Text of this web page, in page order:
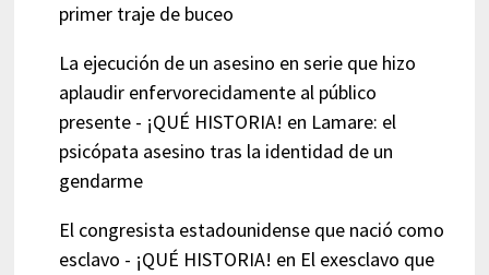
primer traje de buceo
La ejecución de un asesino en serie que hizo
aplaudir enfervorecidamente al público
presente - ¡QUÉ HISTORIA! en Lamare: el
psicópata asesino tras la identidad de un
gendarme
El congresista estadounidense que nació como
esclavo - ¡QUÉ HISTORIA! en El exesclavo que